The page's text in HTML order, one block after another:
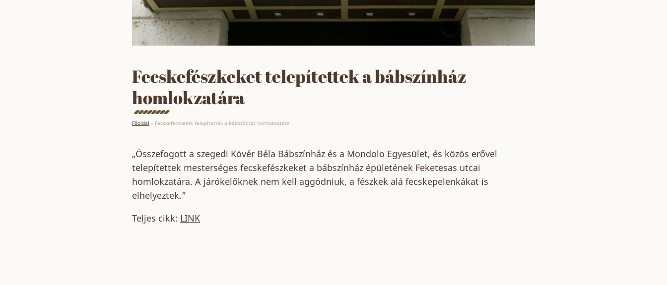
Fecskefészkeket telepítettek a bábszínház
homlokzatára
Főoldal » Fecskefészkeket telepítettek a bábszínház homlokzatára
„Összefogott a szegedi Kövér Béla Bábszínház és a Mondolo Egyesület, és közös erővel
telepítettek mesterséges fecskefészkeket a bábszínház épületének Feketesas utcai
homlokzatára. A járókelőknek nem kell aggódniuk, a fészkek alá fecskepelenkákat is
elhelyeztek.”
Teljes cikk: LINK